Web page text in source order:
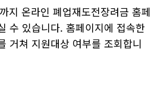
지 온라인 폐업재도전장려금 홈페
수 있습니다. 홈페이지에 접속한
거쳐 지원대상 여부를 조회합니